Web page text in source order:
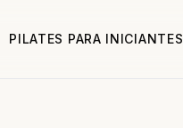
PILATES PARA INICIANTES